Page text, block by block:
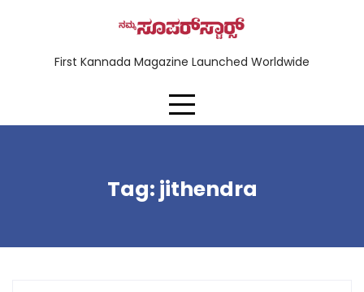
First Kannada Magazine Launched Worldwide
Tag: jithendra